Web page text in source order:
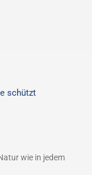
schützt
wie in jedem